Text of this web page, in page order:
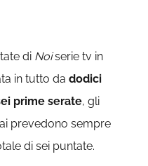
di Noiserie tv in
in tutto dadodici
prime serate, gli
prevedono sempre
di sei puntate.